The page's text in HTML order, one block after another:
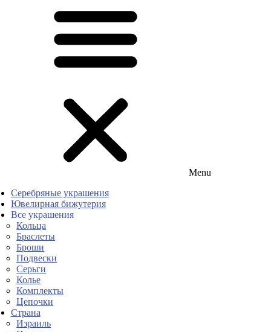
Menu
Серебряные украшения
Ювелирная бижутерия
Все украшения
Кольца
Браслеты
Броши
Подвески
Серьги
Колье
Комплекты
Цепочки
Страна
Израиль